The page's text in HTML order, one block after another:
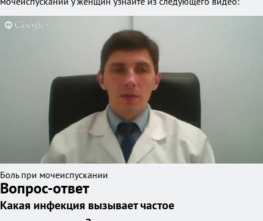
Боль при мочеиспускании
Вопрос-ответ
Какая инфекция вызывает частое